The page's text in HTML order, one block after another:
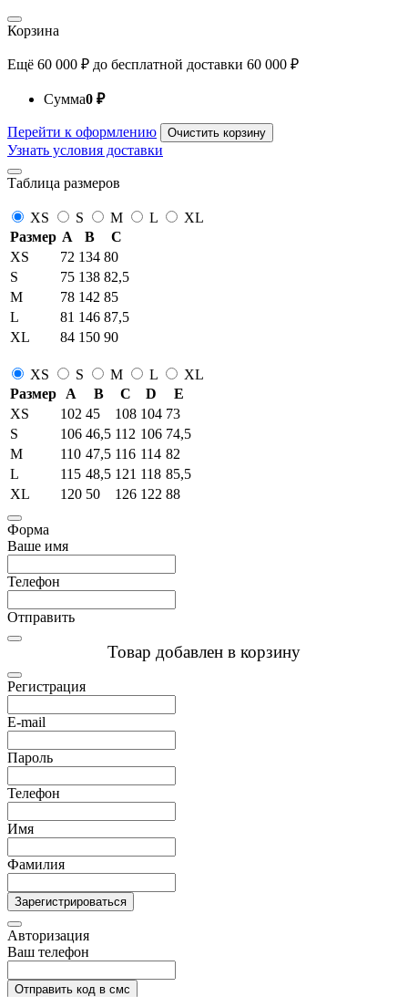
Корзина
Ещё 60 000 ₽ до бесплатной доставки 60 000 ₽
Сумма0 ₽
Перейти к оформлению Очистить корзину
Узнать условия доставки
Таблица размеров
XS S M L
XL
Размер A B
C
XS
72 134 80
S
75 138 82,5
M
78 142 85
L
81 146 87,5
XL
84 150 90
XS S M L
XL
Размер
A B C D
E
XS
102 45 108 104 73
S
106 46,5 112 106 74,5
M
110 47,5 116 114 82
L
115 48,5 121 118 85,5
XL
120 50 126 122 88
Форма
Ваше имя
Телефон
Отправить
Товар добавлен в корзину
Регистрация
E-mail
Пароль
Телефон
Имя
Фамилия
Зарегистрироваться
Авторизация
Ваш телефон
Отправить код в смс